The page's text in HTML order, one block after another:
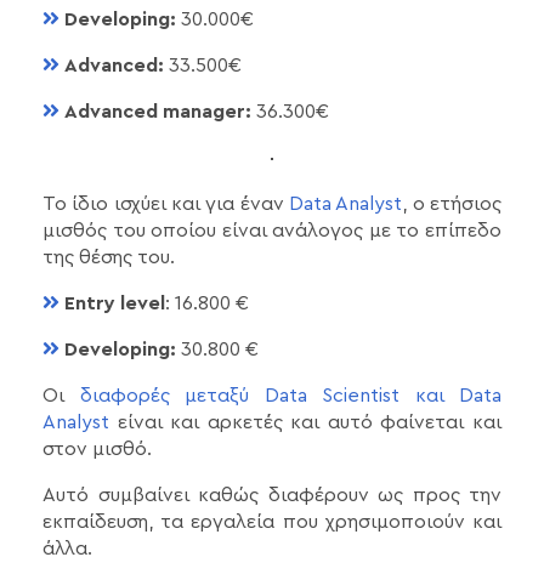
Developing: 30.000€
Advanced: 33.500€
Advanced manager: 36.300€
Το ίδιο ισχύει και για έναν Data Analyst , ο ετήσιος
μισθός του οποίου είναι ανάλογος με το επίπεδο
της θέσης του.
Entry level : 16.800 €
Developing: 30.800 €
Οι διαφορές μεταξύ Data Scientist και Data
Analyst είναι και αρκετές και αυτό φαίνεται και
στον μισθό.
Αυτό συμβαίνει καθώς διαφέρουν ως προς την
εκπαίδευση, τα εργαλεία που χρησιμοποιούν και
άλλα.